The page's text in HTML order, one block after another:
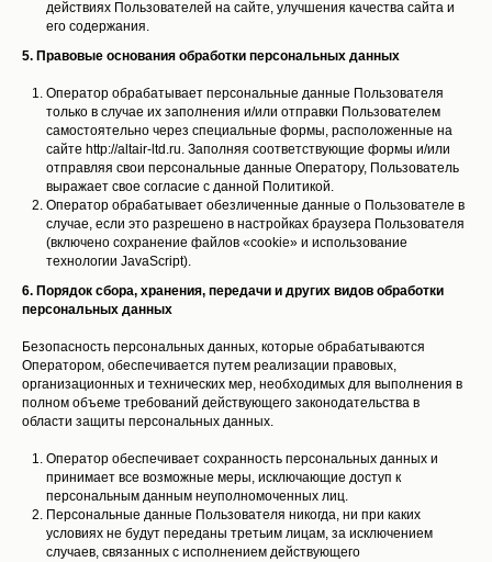
действиях Пользователей на сайте, улучшения качества сайта и
его содержания.
5. Правовые основания обработки персональных данных
Оператор обрабатывает персональные данные Пользователя
только в случае их заполнения и/или отправки Пользователем
самостоятельно через специальные формы, расположенные на
сайте http://altair-ltd.ru. Заполняя соответствующие формы и/или
отправляя свои персональные данные Оператору, Пользователь
выражает свое согласие с данной Политикой.
Оператор обрабатывает обезличенные данные о Пользователе в
случае, если это разрешено в настройках браузера Пользователя
(включено сохранение файлов «cookie» и использование
технологии JavaScript).
6. Порядок сбора, хранения, передачи и других видов обработки
персональных данных
Безопасность персональных данных, которые обрабатываются
Оператором, обеспечивается путем реализации правовых,
организационных и технических мер, необходимых для выполнения в
полном объеме требований действующего законодательства в
области защиты персональных данных.
Оператор обеспечивает сохранность персональных данных и
принимает все возможные меры, исключающие доступ к
персональным данным неуполномоченных лиц.
Персональные данные Пользователя никогда, ни при каких
условиях не будут переданы третьим лицам, за исключением
случаев, связанных с исполнением действующего